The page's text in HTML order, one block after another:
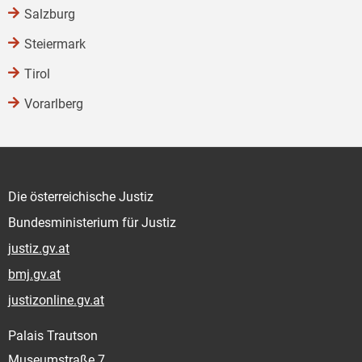
Salzburg
Steiermark
Tirol
Vorarlberg
Die österreichische Justiz
Bundesministerium für Justiz
justiz.gv.at
bmj.gv.at
justizonline.gv.at
Palais Trautson